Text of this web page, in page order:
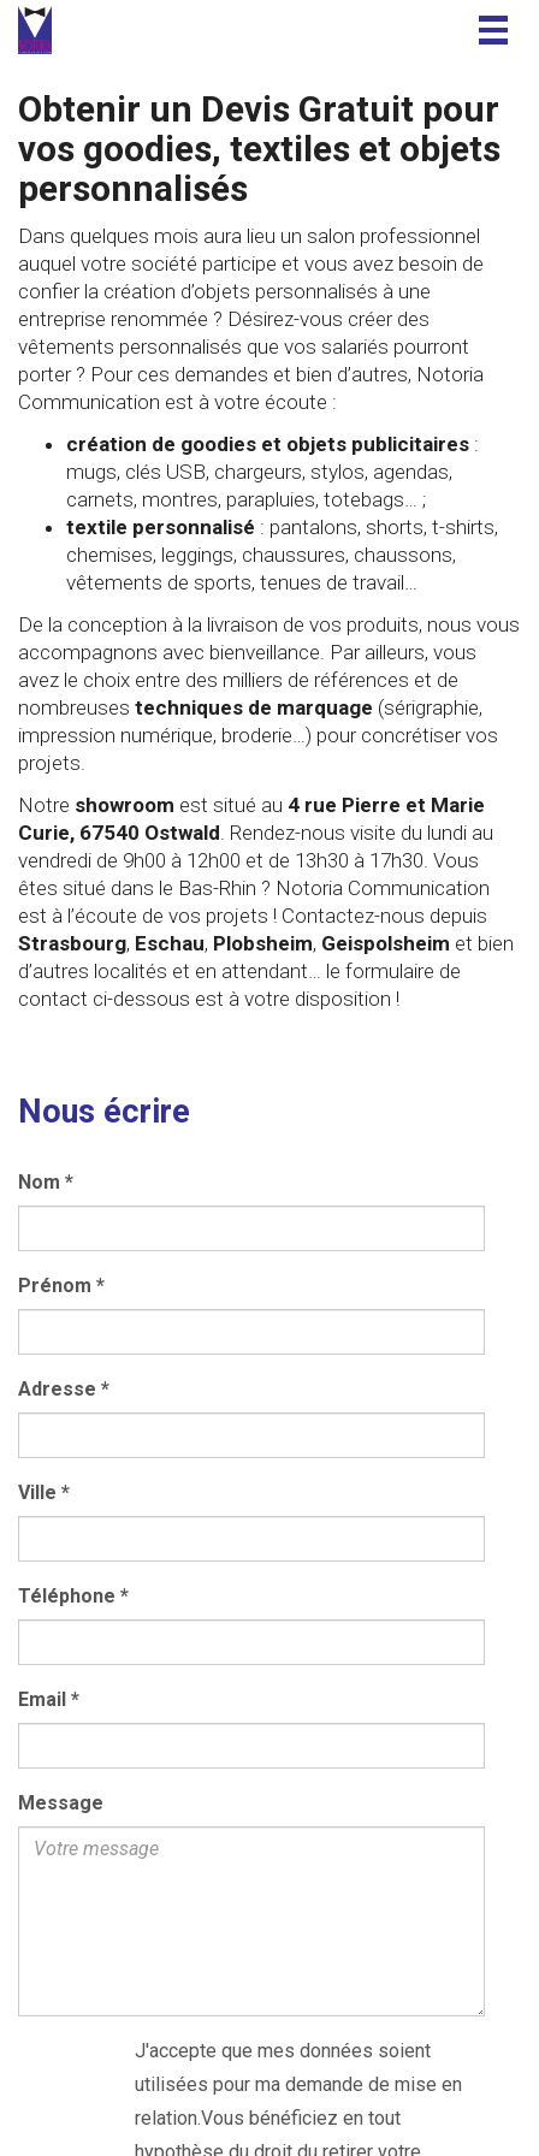
Obtenir un Devis Gratuit pour
vos goodies, textiles et objets
personnalisés
Dans quelques mois aura lieu un salon professionnel
auquel votre société participe et vous avez besoin de
confier la création d’objets personnalisés à une
entreprise renommée ? Désirez-vous créer des
vêtements personnalisés que vos salariés pourront
porter ? Pour ces demandes et bien d’autres, Notoria
Communication est à votre écoute :
création de goodies et objets publicitaires :
mugs, clés USB, chargeurs, stylos, agendas,
carnets, montres, parapluies, totebags… ;
textile personnalisé : pantalons, shorts, t-shirts,
chemises, leggings, chaussures, chaussons,
vêtements de sports, tenues de travail…
De la conception à la livraison de vos produits, nous vous
accompagnons avec bienveillance. Par ailleurs, vous
avez le choix entre des milliers de références et de
nombreuses techniques de marquage (sérigraphie,
impression numérique, broderie…) pour concrétiser vos
projets.
Notre showroom est situé au 4 rue Pierre et Marie
Curie, 67540 Ostwald. Rendez-nous visite du lundi au
vendredi de 9h00 à 12h00 et de 13h30 à 17h30. Vous
êtes situé dans le Bas-Rhin ? Notoria Communication
est à l’écoute de vos projets ! Contactez-nous depuis
Strasbourg, Eschau, Plobsheim, Geispolsheim et bien
d’autres localités et en attendant… le formulaire de
contact ci-dessous est à votre disposition !
Nous écrire
Nom *
Prénom *
Adresse *
Ville *
Téléphone *
Email *
Message
J'accepte que mes données soient
utilisées pour ma demande de mise en
relation.Vous bénéficiez en tout